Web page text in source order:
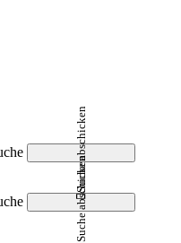
Suche abschicken
Suche abschicken